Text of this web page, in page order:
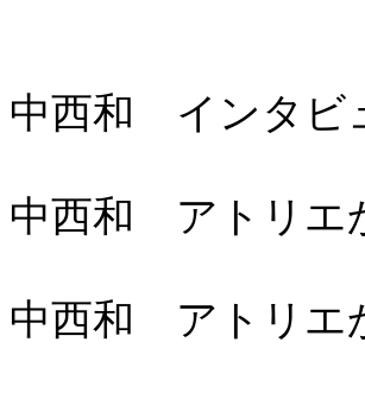
中西和 インタビ
中西和 アトリエ
中西和 アトリエ